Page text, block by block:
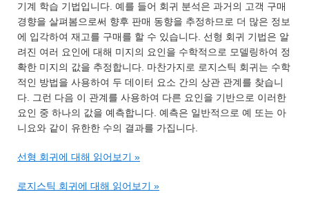
기계 학습 기법입니다. 예를 들어 회귀 분석은 과거의 고객 구매
경향을 살펴봄으로써 향후 판매 동향을 추정하므로 더 많은 정보
에 입각하여 재고를 구매를 할 수 있습니다. 선형 회귀 기법은 알
려진 여러 요인에 대해 미지의 요인을 수학적으로 모델링하여 정
확한 미지의 값을 추정합니다. 마찬가지로 로지스틱 회귀는 수학
적인 방법을 사용하여 두 데이터 요소 간의 상관 관계를 찾습니
다. 그런 다음 이 관계를 사용하여 다른 요인을 기반으로 이러한
요인 중 하나의 값을 예측합니다. 예측은 일반적으로 예 또는 아
니요와 같이 유한한 수의 결과를 가집니다.
선형 회귀에 대해 읽어보기 »
로지스틱 회귀에 대해 읽어보기 »